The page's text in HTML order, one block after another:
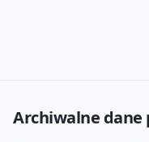
Archiwalne dane